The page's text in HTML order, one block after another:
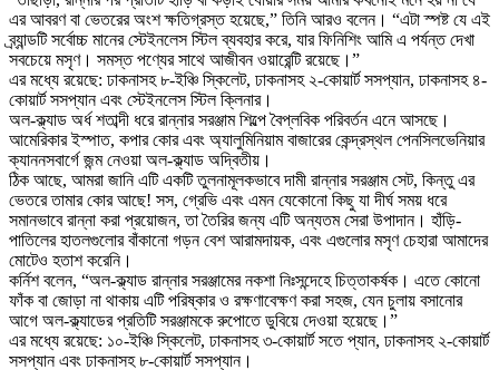
এর আবরণ বা ভেতরের অংশ ক্ষতিগ্রস্ত হয়েছে,” তিনি আরও বলেন। “এটা স্পষ্ট যে এই
ব্র্যান্ডটি সর্বোচ্চ মানের স্টেইনলেস স্টিল ব্যবহার করে, যার ফিনিশিং আমি এ পর্যন্ত দেখা
সবচেয়ে মসৃণ। সমস্ত পণ্যের সাথে আজীবন ওয়ারেন্টি রয়েছে।”
এর মধ্যে রয়েছে: ঢাকনাসহ ৮-ইঞ্চি স্কিলেট, ঢাকনাসহ ২-কোয়ার্ট সসপ্যান, ঢাকনাসহ ৪-
কোয়ার্ট সসপ্যান এবং স্টেইনলেস স্টিল ক্লিনার।
অল-ক্ল্যাড অর্ধ শতাব্দী ধরে রান্নার সরঞ্জাম শিল্পে বৈপ্লবিক পরিবর্তন এনে আসছে।
আমেরিকার ইস্পাত, কপার কোর এবং অ্যালুমিনিয়াম বাজারের কেন্দ্রস্থল পেনসিলভেনিয়ার
ক্যাননসবার্গে জন্ম নেওয়া অল-ক্ল্যাড অদ্বিতীয়।
ঠিক আছে, আমরা জানি এটি একটি তুলনামূলকভাবে দামী রান্নার সরঞ্জাম সেট, কিন্তু এর
ভেতরে তামার কোর আছে! সস, গ্রেভি এবং এমন যেকোনো কিছু যা দীর্ঘ সময় ধরে
সমানভাবে রান্না করা প্রয়োজন, তা তৈরির জন্য এটি অন্যতম সেরা উপাদান। হাঁড়ি-
পাতিলের হাতলগুলোর বাঁকানো গড়ন বেশ আরামদায়ক, এবং এগুলোর মসৃণ চেহারা আমাদের
মোটেও হতাশ করেনি।
কর্নিশ বলেন, “অল-ক্ল্যাড রান্নার সরঞ্জামের নকশা নিঃসন্দেহে চিত্তাকর্ষক। এতে কোনো
ফাঁক বা জোড়া না থাকায় এটি পরিষ্কার ও রক্ষণাবেক্ষণ করা সহজ, যেন চুলায় বসানোর
আগে অল-ক্ল্যাডের প্রতিটি সরঞ্জামকে রুপোতে ডুবিয়ে দেওয়া হয়েছে।”
এর মধ্যে রয়েছে: ১০-ইঞ্চি স্কিলেট, ঢাকনাসহ ৩-কোয়ার্ট সতে প্যান, ঢাকনাসহ ২-কোয়ার্ট
সসপ্যান এবং ঢাকনাসহ ৮-কোয়ার্ট সসপ্যান।